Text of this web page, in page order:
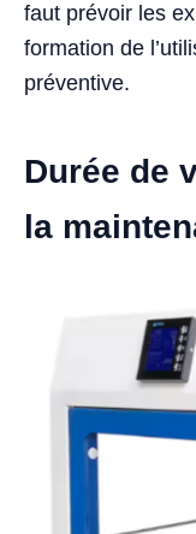
faut prévoir les
formation de
préventive.
Durée de
la